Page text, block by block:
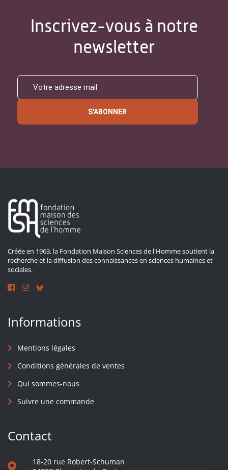
Inscrivez-vous à notre
newsletter
S'ABONNER
Créée en 1963, la Fondation Maison Sciences de l'Homme soutient la
recherche et la diffusion des connaissances en sciences humaines et
sociales.
Informations
Mentions légales
Conditions générales de ventes
Qui sommes-nous
Suivre une commande
Contact
18-20 rue Robert-Schuman